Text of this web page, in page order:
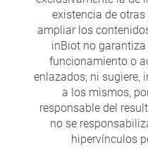
existencia de
ampliar los
inBiot no
funcionamiento o
enlazados; ni sugiere,
a los mismos,
responsable del
no se
hipervínculos